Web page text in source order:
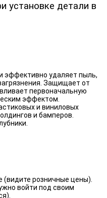
установке детали в
эффективно удаляет пыль,
Защищает от
первоначальную
эффектом.
и виниловых
и бамперов.
(видите розничные цены).
войти под своим